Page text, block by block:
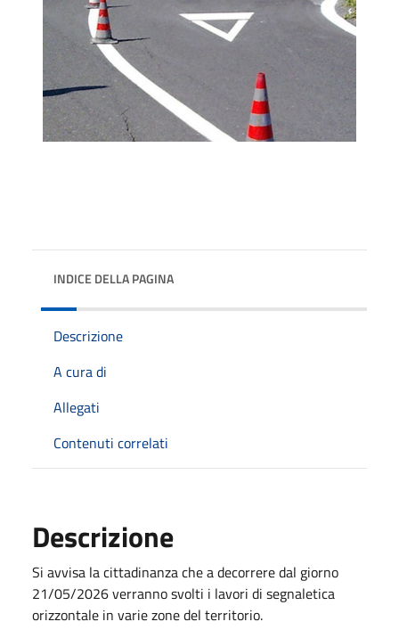
INDICE DELLA PAGINA
Descrizione
A cura di
Allegati
Contenuti correlati
Descrizione
Si avvisa la cittadinanza che a decorrere dal giorno
21/05/2026 verranno svolti i lavori di segnaletica
orizzontale in varie zone del territorio.